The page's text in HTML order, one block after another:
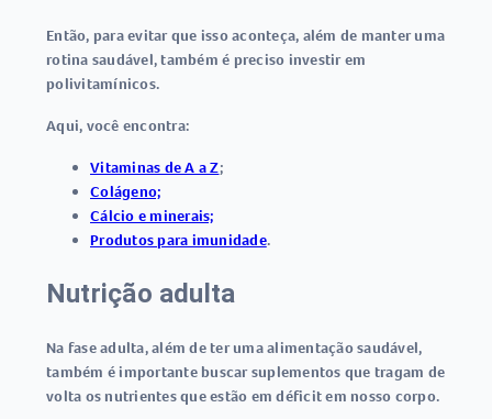
Então, para evitar que isso aconteça, além de manter uma
rotina saudável, também é preciso investir em
polivitamínicos.
Aqui, você encontra:
Vitaminas de A a Z;
Colágeno;
Cálcio e minerais;
Produtos para imunidade.
Nutrição adulta
Na fase adulta, além de ter uma alimentação saudável,
também é importante buscar suplementos que tragam de
volta os nutrientes que estão em déficit em nosso corpo.